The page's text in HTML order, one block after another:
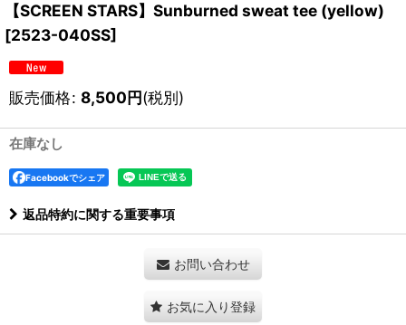
【SCREEN STARS】Sunburned sweat tee (yellow)
[2523-040SS]
販売価格: 8,500円(税別)
在庫なし
Facebookでシェア
返品特約に関する重要事項
お問い合わせ
お気に入り登録